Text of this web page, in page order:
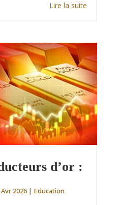
Lire la suite
d’or :
Avr 2026| Education